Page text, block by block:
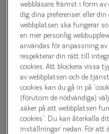
1 000 kr
Guld
Bågstorlek
XS
Upp till 119 mm
webbläsare, främst i form
dig, dina preferenser, eller
webbplatsen ska fungerar
en mer personlig
användas för anpassning
respekterar din rätt till
cookies. Att blockera vissa
av webbplatsen och de
cookies kan du gå in på
(förutom de nödvändiga)
säker på att webbplatsen
cookies”. Du kan återkalla
inställningar’ nedan. För att